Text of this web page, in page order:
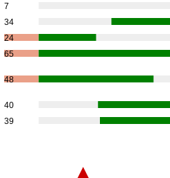
7
34
24
65
48
40
39